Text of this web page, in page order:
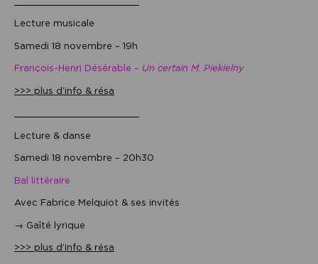
Lecture musicale
Samedi 18 novembre – 19h
François-Henri Désérable – Un certain M. Piekielny
>>> plus d’info & résa
Lecture & danse
Samedi 18 novembre – 20h30
Bal littéraire
Avec Fabrice Melquiot & ses invités
→ Gaîté lyrique
>>> plus d’info & résa